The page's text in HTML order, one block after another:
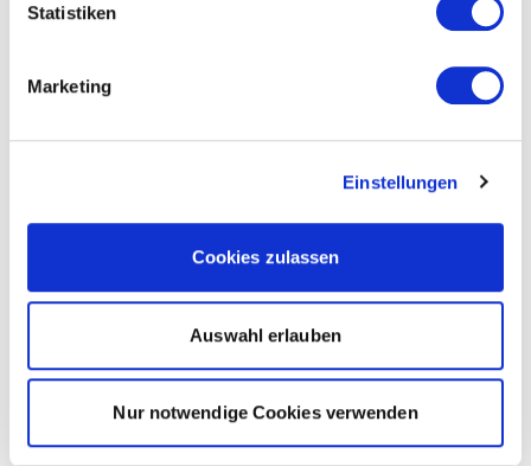
Statistiken
Marketing
Einstellungen
Cookies zulassen
Auswahl erlauben
Nur notwendige Cookies verwenden